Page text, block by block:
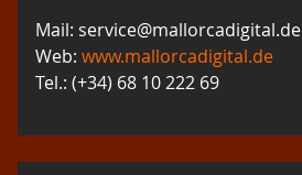
Mail: service@mallorcadigital.de
Web: www.mallorcadigital.de
Tel.: (+34) 68 10 222 69